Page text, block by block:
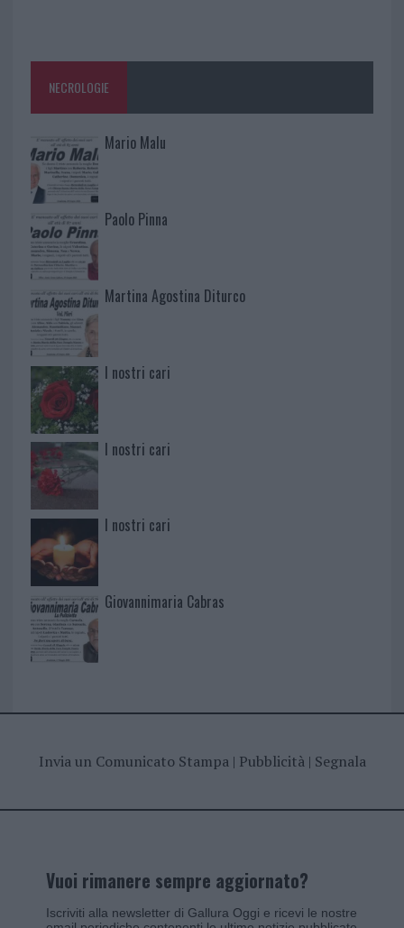
NECROLOGIE
Mario Malu
Paolo Pinna
Martina Agostina Diturco
I nostri cari
I nostri cari
I nostri cari
Giovannimaria Cabras
Invia un Comunicato Stampa| Pubblicità| Segnala
Vuoi rimanere sempre aggiornato?
Iscriviti alla newsletter di Gallura Oggi e ricevi le nostre